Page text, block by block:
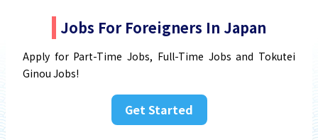
Jobs For Foreigners In Japan
Apply for Part-Time Jobs, Full-Time Jobs and Tokutei
Ginou Jobs!
Get Started